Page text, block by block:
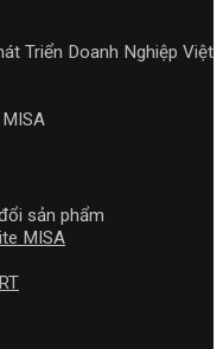
Download
R2
cập
5.5.2
Triển Doanh Nghiệp Việt
sản phẩm
MISA